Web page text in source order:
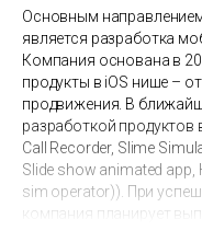
Основным
является разработка
Компания основана в
продукты в iOS нише –
продвижения. В
разработкой продуктов
Call Recorder, Slime
Slide show animated app,
sim operator)). При
компания планирует